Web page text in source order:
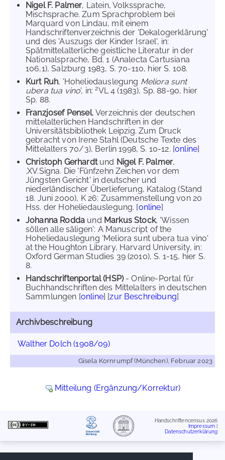
Nigel F. Palmer, Latein, Volkssprache,
Mischsprache. Zum Sprachproblem bei
Marquard von Lindau, mit einem
Handschriftenverzeichnis der 'Dekalogerklärung'
und des 'Auszugs der Kinder Israel', in:
Spätmittelalterliche geistliche Literatur in der
Nationalsprache, Bd. 1 (Analecta Cartusiana
106,1), Salzburg 1983, S. 70-110, hier S. 108.
Kurt Ruh, 'Hoheliedauslegung Meliora sunt
ubera tua vino', in:2VL 4 (1983), Sp. 88-90, hier
Sp. 88.
Franzjosef Pensel, Verzeichnis der deutschen
mittelalterlichen Handschriften in der
Universitätsbibliothek Leipzig. Zum Druck
gebracht von Irene Stahl (Deutsche Texte des
Mittelalters 70/3), Berlin 1998, S. 10-12. [online]
Christoph Gerhardtund Nigel F. Palmer,
.XV.Signa. Die 'Fünfzehn Zeichen vor dem
Jüngsten Gericht' in deutscher und
niederländischer Überlieferung, Katalog (Stand
18. Juni 2000), K 26: Zusammenstellung von 20
Hss. der Hoheliedauslegung. [online]
Johanna Rodda und Markus Stock, 'Wissen
söllen alle säligen': A Manuscript of the
Hoheliedauslegung 'Meliora sunt ubera tua vino'
at the Houghton Library, Harvard University, in:
Oxford German Studies 39 (2010), S. 1-15, hier S.
8.
Handschriftenportal (HSP)- Online-Portal für
Buchhandschriften des Mittelalters in deutschen
Sammlungen [online] [zur Beschreibung]
Archivbeschreibung
Walther Dolch (1908/09)
Gisela Kornrumpf (München), Februar 2023
Mitteilung (Ergänzung/Korrektur)
Handschriftencensus 2026
Impressum
Datenschutzerklärung